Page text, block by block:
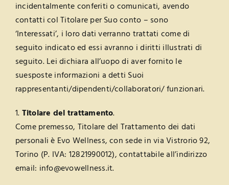
incidentalmente conferiti o comunicati, avendo
contatti col Titolare per Suo conto – sono
‘Interessati’, i loro dati verranno trattati come di
seguito indicato ed essi avranno i diritti illustrati di
seguito. Lei dichiara all’uopo di aver fornito le
suesposte informazioni a detti Suoi
rappresentanti/dipendenti/collaboratori/ funzionari.
1.Titolare del trattamento.
Come premesso, Titolare del Trattamento dei dati
personali è Evo Wellness, con sede in via Vistrorio 92,
Torino (P. IVA: 12821990012), contattabile all’indirizzo
email: info@evowellness.it.